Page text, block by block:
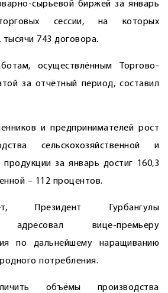
сырьевой биржей за январь
сессии, на которых
743 договора.
осуществлённым Торгово-
за отчётный период, составил
и предпринимателей рост
сельскохозяйственной и
продукции за январь достиг ­160,3
– 112 процентов.
Президент Гурбангулы
адресовал вице-премьеру
по дальнейшему наращиванию
потребления.
объёмы производства